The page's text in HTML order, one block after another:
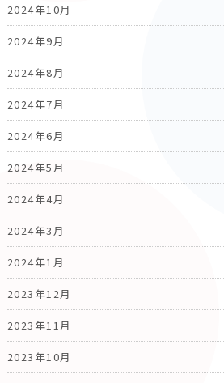
2024年10月
2024年9月
2024年8月
2024年7月
2024年6月
2024年5月
2024年4月
2024年3月
2024年1月
2023年12月
2023年11月
2023年10月